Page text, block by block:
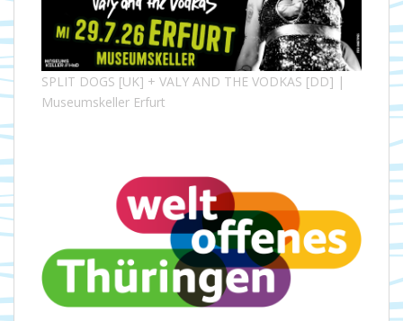
SPLIT DOGS [UK] + VALY AND THE VODKAS [DD] |
Museumskeller Erfurt